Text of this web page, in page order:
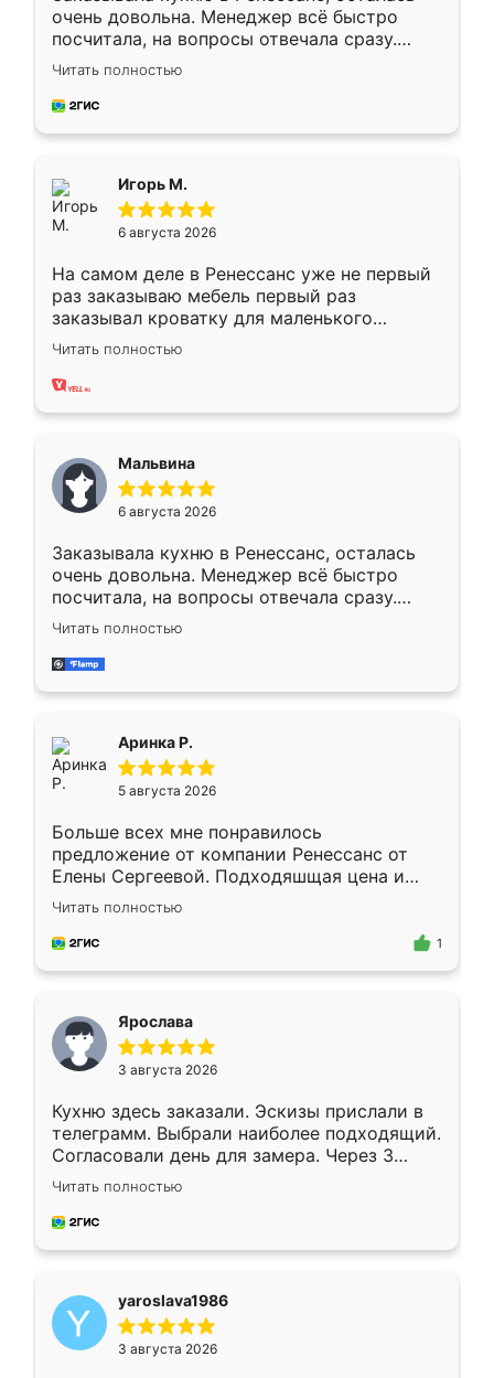
очень довольна. Менеджер всё быстро
посчитала, на вопросы отвечала сразу.
Замерщик приехал в субботу, подошёл к
делу со всей ответственностью. Собрали
за день, ребята работали аккуратно, даже
Читать полностью
Игорь М.
6 августа 2026
На самом деле в Ренессанс уже не первый
раз заказываю мебель первый раз
заказывал кроватку для маленького
ребёнка при его рождении ,во второй раз
заказал шкаф-купе. По качеству очень
хорошее сборка достаточно быстрая,
меньше, здесь же он более разнообразный.
Мне нравится ,если что-то потребуется из
мебели буду заказывать только здесь.
Читать полностью
Мальвина
6 августа 2026
Заказывала кухню в Ренессанс, осталась
очень довольна. Менеджер всё быстро
посчитала, на вопросы отвечала сразу.
Замерщик приехал в субботу, подошёл к
делу со всей ответственностью. Собрали
за день, ребята работали аккуратно, даже
Читать полностью
Аринка Р.
5 августа 2026
Больше всех мне понравилось
предложение от компании Ренессанс от
Елены Сергеевой. Подходяшщая цена и
короткие сроки изготовления. Приехавший
для замера сотрудник Владислав
предложил по моему эскизу самый
Читать полностью
1
Ярослава
3 августа 2026
Кухню здесь заказали. Эскизы прислали в
телеграмм. Выбрали наиболее подходящий.
Согласовали день для замера. Через 3
недели кухня была уже готова. Остались
довольны работой. Спасибо Ренессанс
мебель за качественную работу!
Читать полностью
yaroslava1986
3 августа 2026